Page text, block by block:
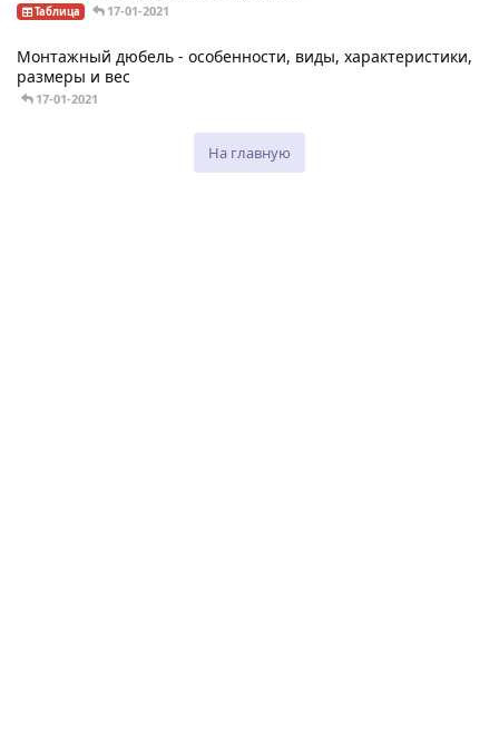
Таблица 17-01-2021
Монтажный дюбель - особенности, виды, характеристики,
размеры и вес
17-01-2021
На главную